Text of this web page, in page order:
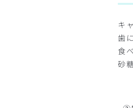
キ
歯
食
砂